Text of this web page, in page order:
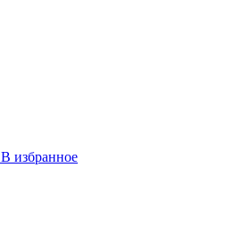
В избранное